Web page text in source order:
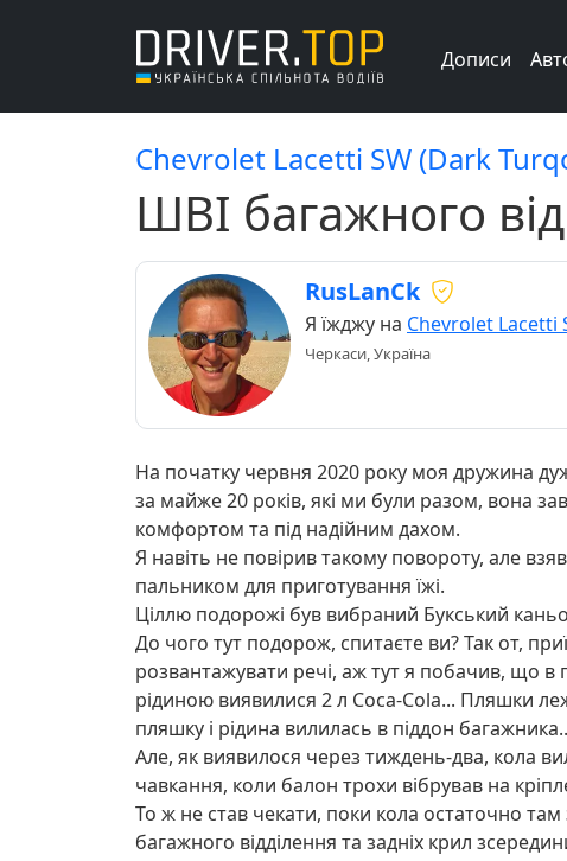
Дописи
Chevrolet Lacetti SW (Dark
ШВІ багажного
RusLanCk
Я їжджу на Chevrolet Lacetti
Черкаси, Україна
На початку червня 2020 року моя дружина
за майже 20 років, які ми були разом, вона
комфортом та під надійним дахом.
Я навіть не повірив такому повороту, але
пальником для приготування їжі.
Ціллю подорожі був вибраний Букський
До чого тут подорож, спитаєте ви? Так от,
розвантажувати речі, аж тут я побачив, що в
рідиною виявилися 2 л Coca-Cola... Пляшки
пляшку і рідина вилилась в піддон
Але, як виявилося через тиждень-два, кола
чавкання, коли балон трохи вібрував на
То ж не став чекати, поки кола остаточно
багажного відділення та задніх крил